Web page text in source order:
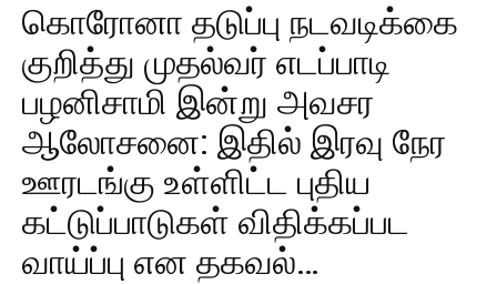
கொரோனா தடுப்பு நடவடிக்கை
குறித்து முதல்வர் எடப்பாடி
பழனிசாமி இன்று அவசர
ஆலோசனை: இதில் இரவு நேர
ஊரடங்கு உள்ளிட்ட புதிய
கட்டுப்பாடுகள் விதிக்கப்பட
வாய்ப்பு என தகவல்…